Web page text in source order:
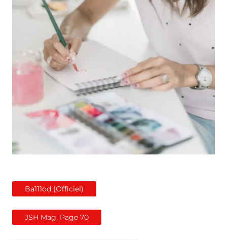
Ba111od (Officiel)
JSH Mag, Page 70